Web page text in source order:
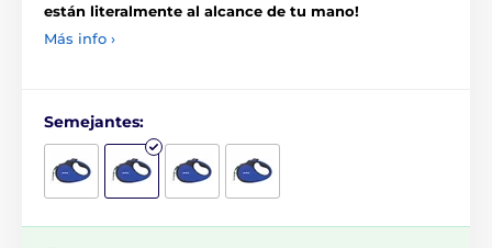
están literalmente al alcance de tu mano!
Más info ›
Semejantes: